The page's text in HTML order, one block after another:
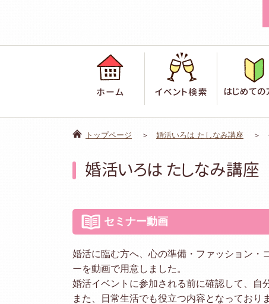
トップページ 婚活いろは たしなみ講座
婚活いろは たしなみ講座
セミナー動画
婚活に臨む方へ、心の準備・ファッション・
ーを動画で用意しました。
婚活イベントに参加される前に確認して、自
また、日常生活でも役立つ内容となっており